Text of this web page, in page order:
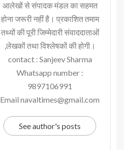
आलेखों से संपादक मंडल का सहमत
होना जरूरी नहीं है। प्रकाशित तमाम
तथ्यों की पूरी जिम्मेदारी संवाददाताओं
,लेखकों तथा विश्लेषकों की होगी।
contact : Sanjeev Sharma
Whatsapp number :
9897106991
Email navaltimes@gmail.com
See author's posts